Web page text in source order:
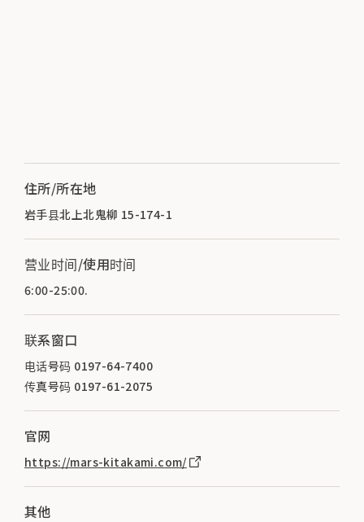
住所/所在地
岩手县北上北鬼柳 15-174-1
营业时间/使用时间
6:00-25:00.
联系窗口
电话号码 0197-64-7400
传真号码 0197-61-2075
官网
https://mars-kitakami.com/
其他